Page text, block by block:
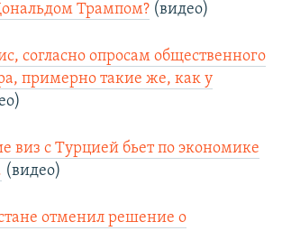
Трампом? (видео)
согласно опросам общественного
примерно такие же, как у
виз с Турцией бьет по экономике
(видео)
отменил решение о